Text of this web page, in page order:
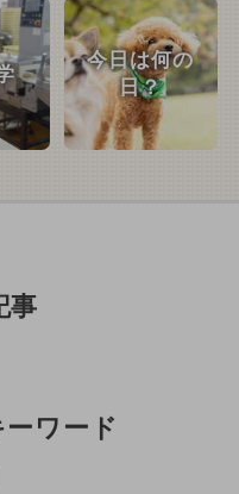
今日は何の
日？
事
ワード